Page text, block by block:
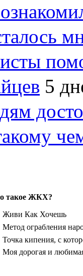
5
такое ЖКХ?
Живи Как Хочешь
Метод ограбления
Точка кипения, с
Моя дорогая и